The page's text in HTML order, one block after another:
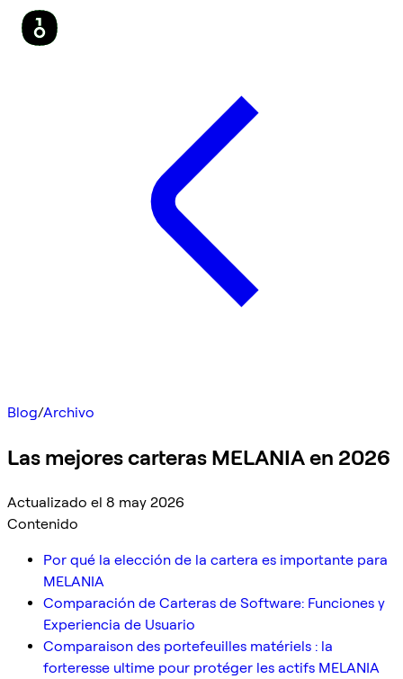
Blog/Archivo
Las mejores carteras MELANIA en 2026
Actualizado el 8 may 2026
Contenido
Por qué la elección de la cartera es importante para
MELANIA
Comparación de Carteras de Software: Funciones y
Experiencia de Usuario
Comparaison des portefeuilles matériels : la
forteresse ultime pour protéger les actifs MELANIA